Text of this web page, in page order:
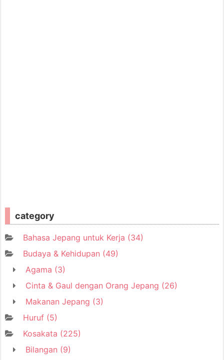
category
Bahasa Jepang untuk Kerja (34)
Budaya & Kehidupan (49)
Agama (3)
Cinta & Gaul dengan Orang Jepang (26)
Makanan Jepang (3)
Huruf (5)
Kosakata (225)
Bilangan (9)